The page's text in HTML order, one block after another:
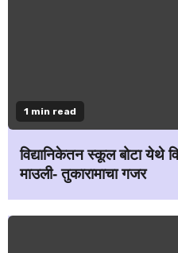
1 min read
विद्यानिकेतन स्कूल बोटा येथे
माउली- तुकारामाचा गजर